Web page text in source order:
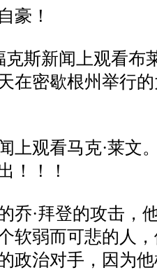
豪！
斯新闻上观看布
在密歇根州举行
上观看马克·莱文
！！！
乔·拜登的攻击，
软弱而可悲的人
政治对手，因为